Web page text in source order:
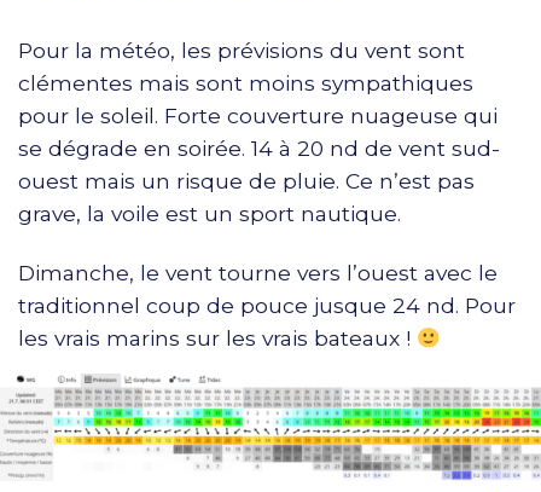
Pour la météo, les prévisions du vent sont
clémentes mais sont moins sympathiques
pour le soleil. Forte couverture nuageuse qui
se dégrade en soirée. 14 à 20 nd de vent sud-
ouest mais un risque de pluie. Ce n’est pas
grave, la voile est un sport nautique.
Dimanche, le vent tourne vers l’ouest avec le
traditionnel coup de pouce jusque 24 nd. Pour
les vrais marins sur les vrais bateaux !